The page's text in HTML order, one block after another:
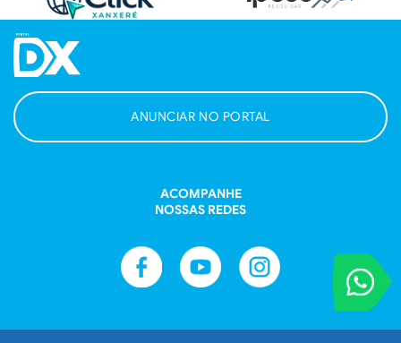
VOCÊ
Entre em
ANUNCIAR NO PORTAL
ACOMPANHE
NOSSAS REDES